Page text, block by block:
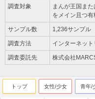
調査対象
まんが王国ま
をメイン且つ
サンプル数 1,236サンプル
調査方法 インターネット
調査委託先 株式会社
トップ 女性/少女 青年/